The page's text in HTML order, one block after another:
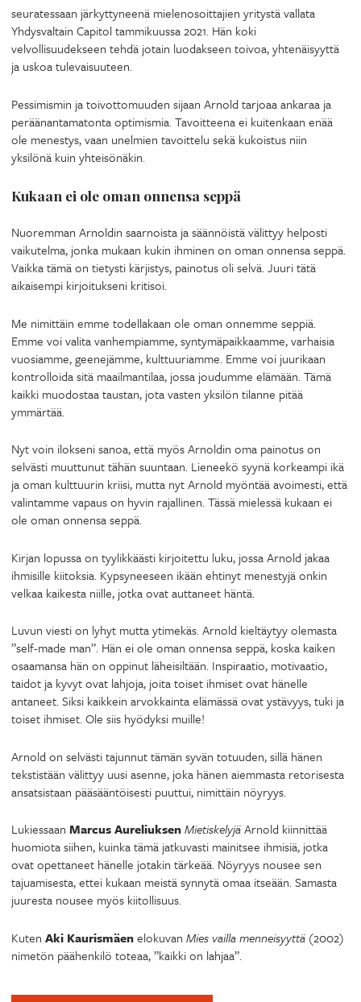
seuratessaan järkyttyneenä mielenosoittajien yritystä vallata
Yhdysvaltain Capitol tammikuussa 2021. Hän koki
velvollisuudekseen tehdä jotain luodakseen toivoa, yhtenäisyyttä
ja uskoa tulevaisuuteen.
Pessimismin ja toivottomuuden sijaan Arnold tarjoaa ankaraa ja
peräänantamatonta optimismia. Tavoitteena ei kuitenkaan enää
ole menestys, vaan unelmien tavoittelu sekä kukoistus niin
yksilönä kuin yhteisönäkin.
Kukaan ei ole oman onnensa seppä
Nuoremman Arnoldin saarnoista ja säännöistä välittyy helposti
vaikutelma, jonka mukaan kukin ihminen on oman onnensa seppä.
Vaikka tämä on tietysti kärjistys, painotus oli selvä. Juuri tätä
aikaisempi kirjoitukseni kritisoi.
Me nimittäin emme todellakaan ole oman onnemme seppiä.
Emme voi valita vanhempiamme, syntymäpaikkaamme, varhaisia
vuosiamme, geenejämme, kulttuuriamme. Emme voi juurikaan
kontrolloida sitä maailmantilaa, jossa joudumme elämään. Tämä
kaikki muodostaa taustan, jota vasten yksilön tilanne pitää
ymmärtää.
Nyt voin ilokseni sanoa, että myös Arnoldin oma painotus on
selvästi muuttunut tähän suuntaan. Lieneekö syynä korkeampi ikä
ja oman kulttuurin kriisi, mutta nyt Arnold myöntää avoimesti, että
valintamme vapaus on hyvin rajallinen. Tässä mielessä kukaan ei
ole oman onnensa seppä.
Kirjan lopussa on tyylikkäästi kirjoitettu luku, jossa Arnold jakaa
ihmisille kiitoksia. Kypsyneeseen ikään ehtinyt menestyjä onkin
velkaa kaikesta niille, jotka ovat auttaneet häntä.
Luvun viesti on lyhyt mutta ytimekäs. Arnold kieltäytyy olemasta
”self-made man”. Hän ei ole oman onnensa seppä, koska kaiken
osaamansa hän on oppinut läheisiltään. Inspiraatio, motivaatio,
taidot ja kyvyt ovat lahjoja, joita toiset ihmiset ovat hänelle
antaneet. Siksi kaikkein arvokkainta elämässä ovat ystävyys, tuki ja
toiset ihmiset. Ole siis hyödyksi muille!
Arnold on selvästi tajunnut tämän syvän totuuden, sillä hänen
tekstistään välittyy uusi asenne, joka hänen aiemmasta retorisesta
ansatsistaan pääsääntöisesti puuttui, nimittäin nöyryys.
Lukiessaan Marcus AureliuksenMietiskelyjäArnold kiinnittää
huomiota siihen, kuinka tämä jatkuvasti mainitsee ihmisiä, jotka
ovat opettaneet hänelle jotakin tärkeää. Nöyryys nousee sen
tajuamisesta, ettei kukaan meistä synnytä omaa itseään. Samasta
juuresta nousee myös kiitollisuus.
Kuten Aki Kaurismäenelokuvan Mies vailla menneisyyttä (2002)
nimetön päähenkilö toteaa, ”kaikki on lahjaa”.